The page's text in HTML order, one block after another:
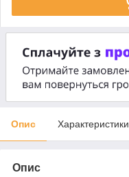
Опис Характеристики
Опис